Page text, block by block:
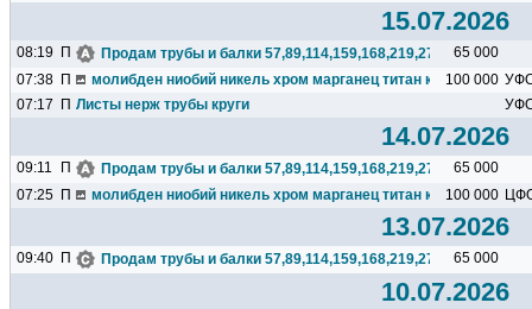
15.07.2026
08:19 П Продам трубы и балки
65 000
07:38 П молибден ниобий никель хром марганец титан кремний чугун
100 000
07:17
П Листы нерж трубы круги
14.07.2026
09:11 П Продам трубы и балки
65 000
07:25 П молибден ниобий никель хром марганец титан кремний чугун
100 000
13.07.2026
09:40 П Продам трубы и балки 65 000
10.07.2026